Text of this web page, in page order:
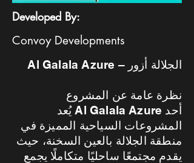
Developed By:
Convoy Developments
Al Galala Azure – الجلالة أزور
نظرة عامة عن المشروع
يُعد Al Galala Azure أحد
المشروعات السياحية المميزة في
منطقة الجلالة بالعين السخنة، حيث
يقدم مجتمعًا ساحليًا متكاملًا يجمع